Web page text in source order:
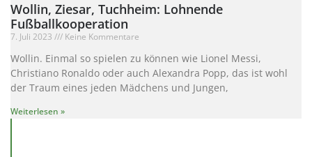
Wollin, Ziesar, Tuchheim: Lohnende
Fußballkooperation
7. Juli 2023 Keine Kommentare
Wollin. Einmal so spielen zu können wie Lionel Messi,
Christiano Ronaldo oder auch Alexandra Popp, das ist wohl
der Traum eines jeden Mädchens und Jungen,
Weiterlesen »